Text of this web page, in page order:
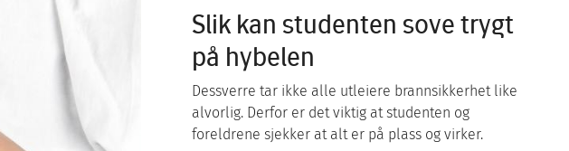
Slik kan studenten sove trygt
på hybelen
Dessverre tar ikke alle utleiere brannsikkerhet like
alvorlig. Derfor er det viktig at studenten og
foreldrene sjekker at alt er på plass og virker.